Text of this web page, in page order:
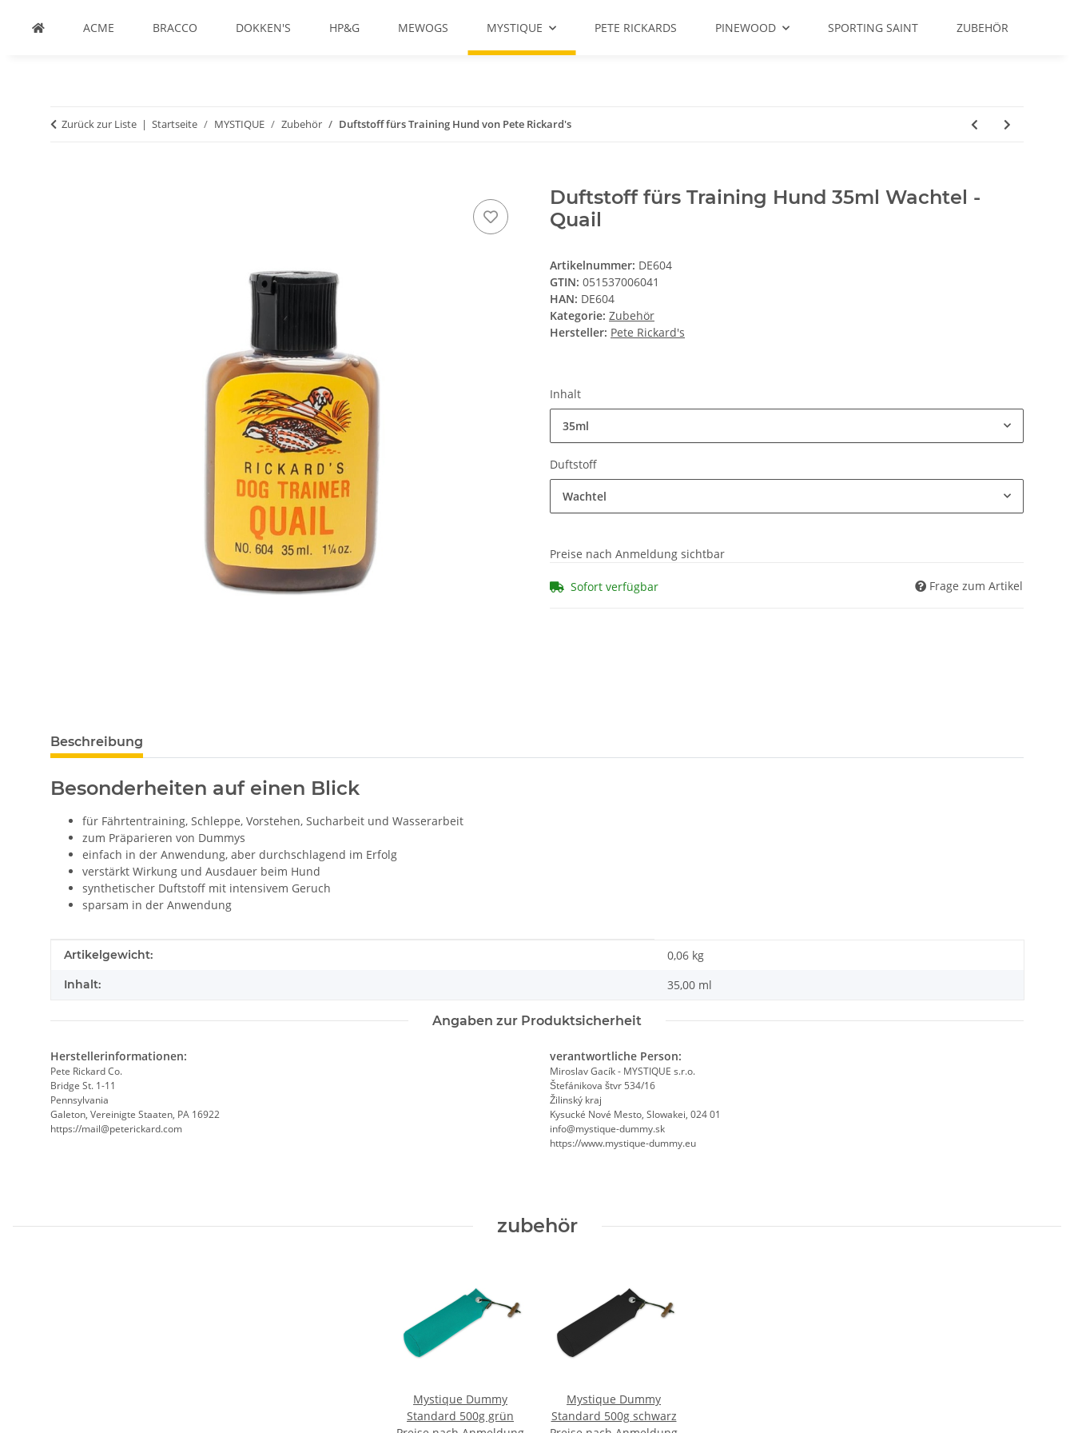
ACME BRACCO DOKKEN'S HP&G MEWOGS MYSTIQUE PETE RICKARDS PINEWOOD SPORTING SAINT ZUBEHÖR
Zurück zur Liste Startseite MYSTIQUE Zubehör Duftstoff fürs Training Hund von Pete Rickard's
Duftstoff fürs Training Hund 35ml Wachtel -
Quail
Artikelnummer: DE604
GTIN: 051537006041
HAN: DE604
Kategorie: Zubehör
Hersteller: Pete Rickard's
Inhalt
35ml
Duftstoff
Wachtel
Preise nach Anmeldung sichtbar
Sofort verfügbar Frage zum Artikel
Beschreibung
Besonderheiten auf einen Blick
für Fährtentraining, Schleppe, Vorstehen, Sucharbeit und Wasserarbeit
zum Präparieren von Dummys
einfach in der Anwendung, aber durchschlagend im Erfolg
verstärkt Wirkung und Ausdauer beim Hund
synthetischer Duftstoff mit intensivem Geruch
sparsam in der Anwendung
Produkteigenschaft
Wert
Artikelgewicht: 0,06 kg
Inhalt: 35,00 ml
Angaben zur Produktsicherheit
Herstellerinformationen:
Pete Rickard Co.
Bridge St. 1-11
Pennsylvania
Galeton, Vereinigte Staaten, PA 16922
https://mail@peterickard.com
verantwortliche Person:
Miroslav Gacík - MYSTIQUE s.r.o.
Štefánikova štvr 534/16
Žilinský kraj
Kysucké Nové Mesto, Slowakei, 024 01
info@mystique-dummy.sk
https://www.mystique-dummy.eu
zubehör
Mystique Dummy
Standard 500g grün
Mystique Dummy
Standard 500g schwarz